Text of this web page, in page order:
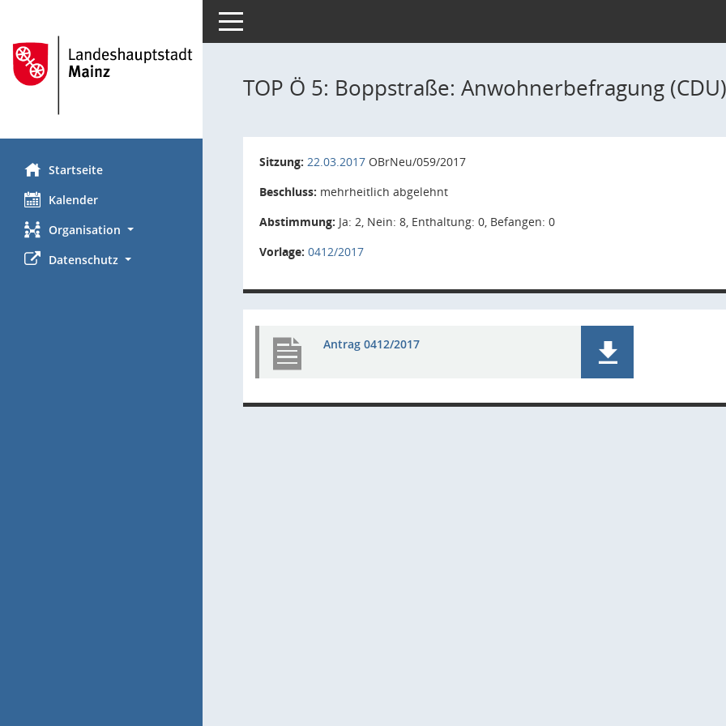
Startseite
Kalender
Organisation
Datenschutz
Toggle navigation
TOP Ö 5: Boppstraße: Anwohnerbefragung (CDU)
Sitzung: 22.03.2017 OBrNeu/059/2017
Beschluss: mehrheitlich abgelehnt
Abstimmung: Ja: 2, Nein: 8, Enthaltung: 0, Befangen: 0
Vorlage: 0412/2017
Antrag 0412/2017